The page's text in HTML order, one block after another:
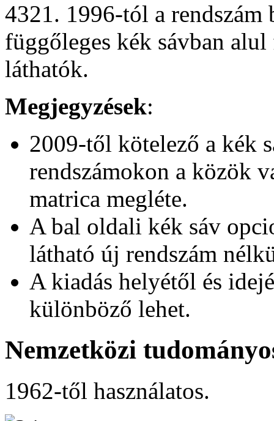
4321. 1996-tól a rendszám
függőleges kék sávban
láthatók.
Megjegyzések:
2009-től kötelező a kék
rendszámokon a közök
matrica megléte.
A bal oldali kék sáv
látható új rendszám
A kiadás helyétől és
különböző lehet.
Nemzetközi
1962-től használatos.